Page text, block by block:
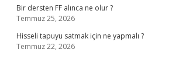
Bir dersten FF alınca ne olur ?
Temmuz 25, 2026
Hisseli tapuyu satmak için ne yapmalı ?
Temmuz 22, 2026